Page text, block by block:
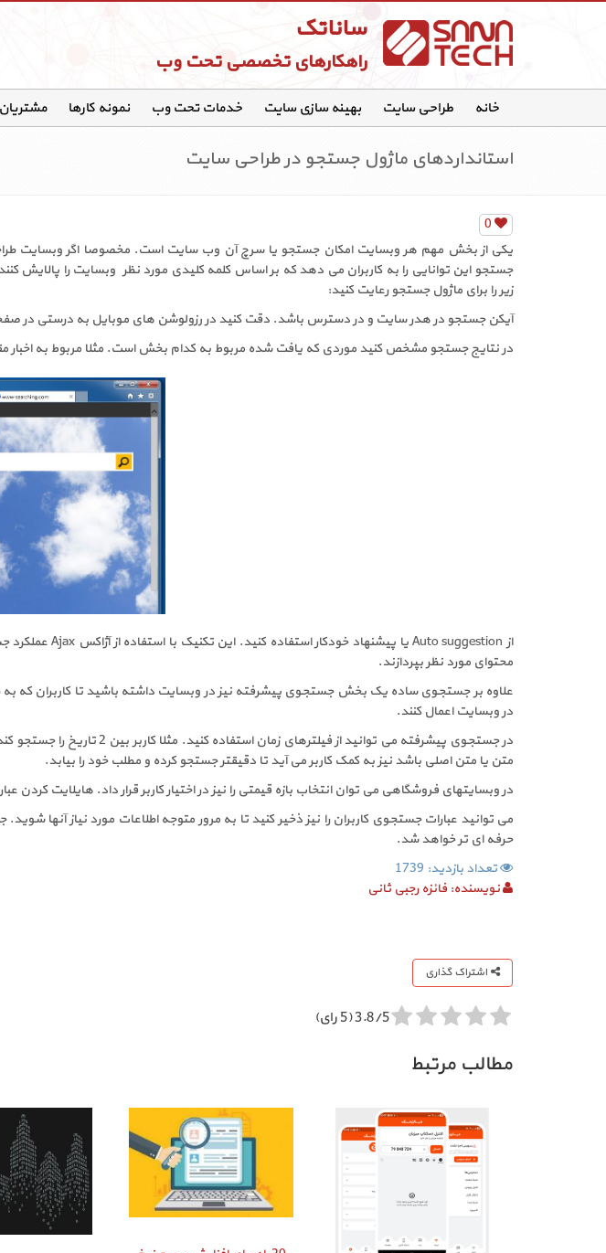
ساناتک
راهکارهای تخصصی تحت وب
خانه طراحی سایت بهینه سازی سایت خدمات تحت وب نمونه کارها
استانداردهای ماژول جستجو در طراحی سایت
0
یکی از بخش مهم هر وبسایت امکان جستجو یا سرچ آن وب سایت است. مخصوصا اگر وبسایت
جستجو این توانایی را به کاربران می دهد که بر اساس کلمه کلیدی مورد نظر وبسایت را پالایش کنند.
زیر را برای ماژول جستجو رعایت کنید:
آیکن جستجو در هدر سایت و در دسترس باشد. دقت کنید در رزولوشن های موبایل به درستی در
در نتایج جستجو مشخص کنید موردی که یافت شده مربوط به کدام بخش است. مثلا مربوط به اخبار
از Auto suggestionیا پیشنهاد خودکار استفاده کنید. این تکنیک با استفاده از آژاکس Ajaxعملکرد
محتوای مورد نظر بپردازند.
علاوه بر جستجوی ساده یک بخش جستجوی پیشرفته نیز در وبسایت داشته باشید تا کاربران که به
در وبسایت اعمال کنند.
متن یا متن اصلی باشد نیز به کمک کاربر می آید تا دقیقتر جستجو کرده و مطلب خود را بیابد.
در وبسایتهای فروشگاهی می توان انتخاب بازه قیمتی را نیز در اختیار کاربر قرار داد. هایلایت
می توانید عبارات جستجوی کاربران را نیز ذخیر کنید تا به مرور متوجه اطلاعات مورد نیاز
حرفه ای تر خواهد شد.
تعداد بازدید: 1739
نویسنده: فائزه رجبی ثانی
اشتراک گذاری
3.8/5 (5 رای)
مطالب مرتبط